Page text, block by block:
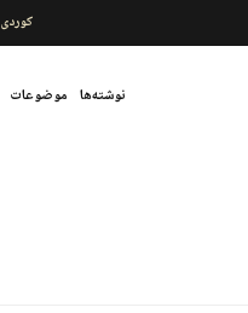
کوردی
نوشتەها موضوعات